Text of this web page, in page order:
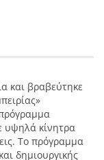
και βραβεύτηκε
υψηλά κίνητρα
Το πρόγραμμα
δημιουργικής